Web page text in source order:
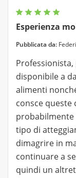
Esperienza
Pubblicata da:
disponibile a
alimenti
consce queste
probabilmente
tipo di
dimagrire in
continuare a
quindi un